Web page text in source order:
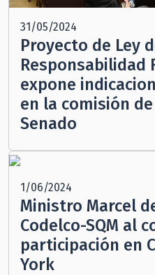
31/05/2024
Proyecto de Ley
Responsabilidad
expone
en la comisión
Senado
1/06/2024
Ministro Marcel
Codelco-SQM al
participación en
York